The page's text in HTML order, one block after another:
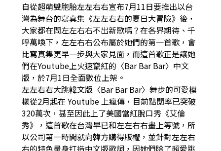
自從超萌雙胞胎左左右右宣布7月11日要推出以台
灣為舞台的寫真集《左左右右的夏日大冒險》後，
大家都在問左左右右不出新歌嗎？在各界期待、千
呼萬喚下，左左右右公布屬於她們的第一首歌，會
比寫真集更早一步與大家見面，而這首歌正是讓她
們在Youtube上火速竄紅的〈Bar Bar Bar〉中文
版，於7月1日全面數位上架。
左左右右大跳韓文版〈Bar Bar Bar〉舞步的可愛模
樣從2月起在 Youtube 上瘋傳，目前點閱率已突破
320萬次，甚至因此上了美國當紅脫口秀《艾倫
秀》，這首歌在台灣早已和左左右右畫上等號，所
以公司第一時間就向韓方購得版權，並針對左左右
右的特色量身打造中文版歌詞，因她們除了超愛跳